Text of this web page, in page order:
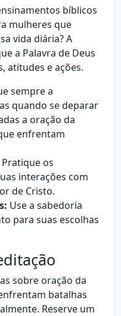
bíblicos
mulheres que
vida diária? A
a Palavra de Deus
atitudes e ações.
sempre a
quando se deparar
a oração da
enfrentam
Pratique os
interações com
de Cristo.
Use a sabedoria
para suas escolhas
sobre oração da
batalhas
Reserve um